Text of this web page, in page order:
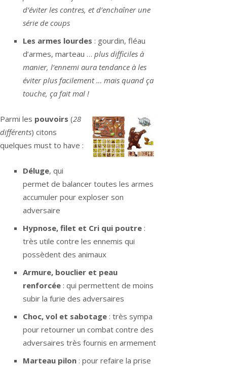
d’éviter les contres, et d’enchaîner une
série de coups
Les armes lourdes : gourdin, fléau
d’armes, marteau … plus difficiles à
manier, l’ennemi aura tendance à les
éviter plus facilement … mais quand ça
touche, ça fait mal !
Parmi les pouvoirs (28
différents) citons
quelques must to have :
Déluge, qui
permet de balancer toutes les armes
accumuler pour exploser son
adversaire
Hypnose, filet et Cri qui poutre :
très utile contre les ennemis qui
possèdent des animaux
Armure, bouclier et peau
renforcée : qui permettent de moins
subir la furie des adversaires
Choc, vol et sabotage : très sympa
pour retourner un combat contre des
adversaires très fournis en armement
Marteau pilon : pour refaire la prise